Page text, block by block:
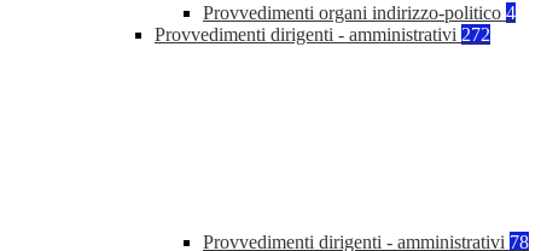
Provvedimenti organi indirizzo-politico 4
Provvedimenti dirigenti - amministrativi 272
Provvedimenti dirigenti - amministrativi 78